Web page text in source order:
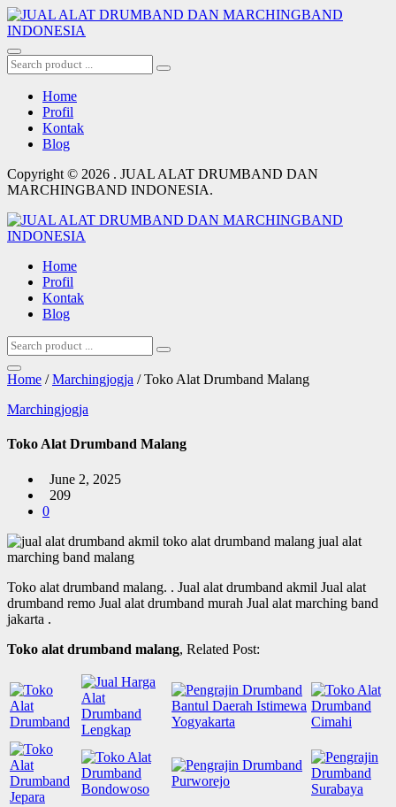
Home
Profil
Kontak
Blog
Copyright © 2026 . JUAL ALAT DRUMBAND DAN
MARCHINGBAND INDONESIA.
Home
Profil
Kontak
Blog
Home /Marchingjogja / Toko Alat Drumband Malang
Marchingjogja
Toko Alat Drumband Malang
June 2, 2025
209
0
Toko alat drumband malang. . Jual alat drumband akmil Jual alat
drumband remo Jual alat drumband murah Jual alat marching band
jakarta .
Toko alat drumband malang, Related Post: